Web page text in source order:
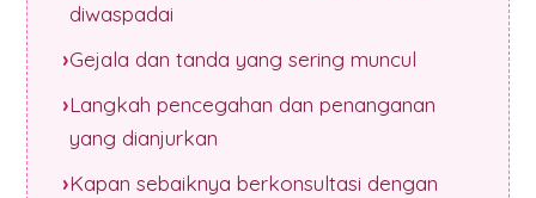
diwaspadai
Gejala dan tanda yang sering muncul
Langkah pencegahan dan penanganan
yang dianjurkan
Kapan sebaiknya berkonsultasi dengan